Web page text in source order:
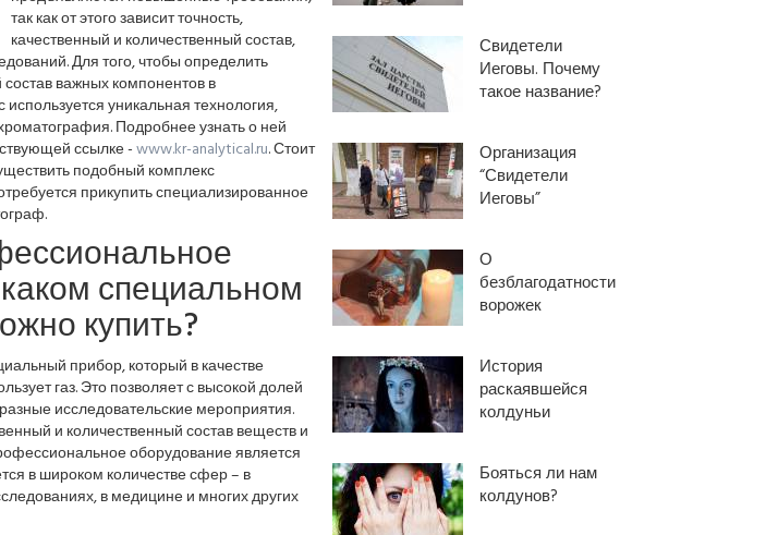
так как от этого зависит точность,
качественный и количественный состав,
Для того, чтобы определить
важных компонентов в
уникальная технология,
Подробнее узнать о ней
ссылке -www.kr-analytical.ru. Стоит
подобный комплекс
прикупить специализированное
специальном
купить?
прибор, который в качестве
газ. Это позволяет с высокой долей
исследовательские мероприятия.
и количественный состав веществ и
оборудование является
в широком количестве сфер – в
в медицине и многих других
Свидетели
Иеговы. Почему
такое название?
Организация
“Свидетели
Иеговы”
О
безблагодатности
ворожек
История
раскаявшейся
колдуньи
Бояться ли нам
колдунов?